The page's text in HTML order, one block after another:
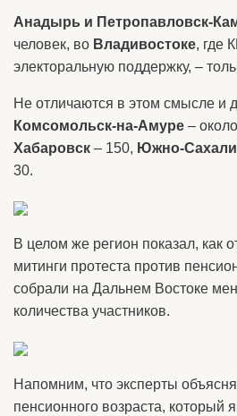
Анадырь и Петропавловск-
человек, во Владивостоке, где
электоральную поддержку, –
Не отличаются в этом смысле и
Комсомольск-на-Амуре –
Хабаровск – 150, Южно-
30.
В целом же регион показал, как
митинги протеста против
собрали на Дальнем Востоке
количества участников.
Напомним, что эксперты
пенсионного возраста, который